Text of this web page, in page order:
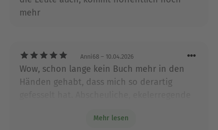
Tageszeitung. Heute ist sie Pressesprecherin einer
vor.
Ausblenden
mehr
Anni68 – 10.04.2026
Wow, schon lange kein Buch mehr in den
Händen gehabt, dass mich so derartig
sowas Wirklichkeit ist und jede Ausgeburt
Mehr lesen